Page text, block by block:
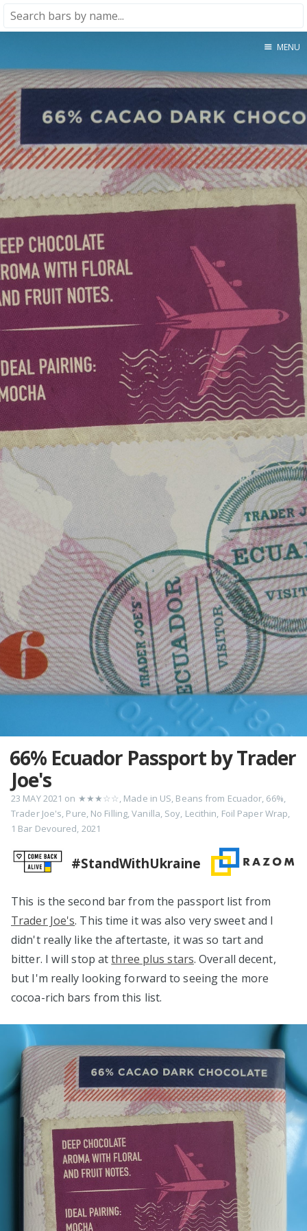
About
★★★★☆
★★☆☆☆
★☆☆☆☆
Meta
Privacy Policy
MENU
66% Ecuador Passport by Trader
Joe's
23 MAY 2021 on ★★★☆☆, Made in US, Beans from Ecuador, 66%,
Trader Joe's, Pure, No Filling,Vanilla, Soy, Lecithin, Foil Paper Wrap,
1 Bar Devoured, 2021
#StandWithUkraine
This is the second bar from the passport list from
Trader Joe's. This time it was also very sweet and I
didn't really like the aftertaste, it was so tart and
bitter. I will stop atthree plus stars. Overall decent,
but I'm really looking forward to seeing the more
cocoa-rich bars from this list.